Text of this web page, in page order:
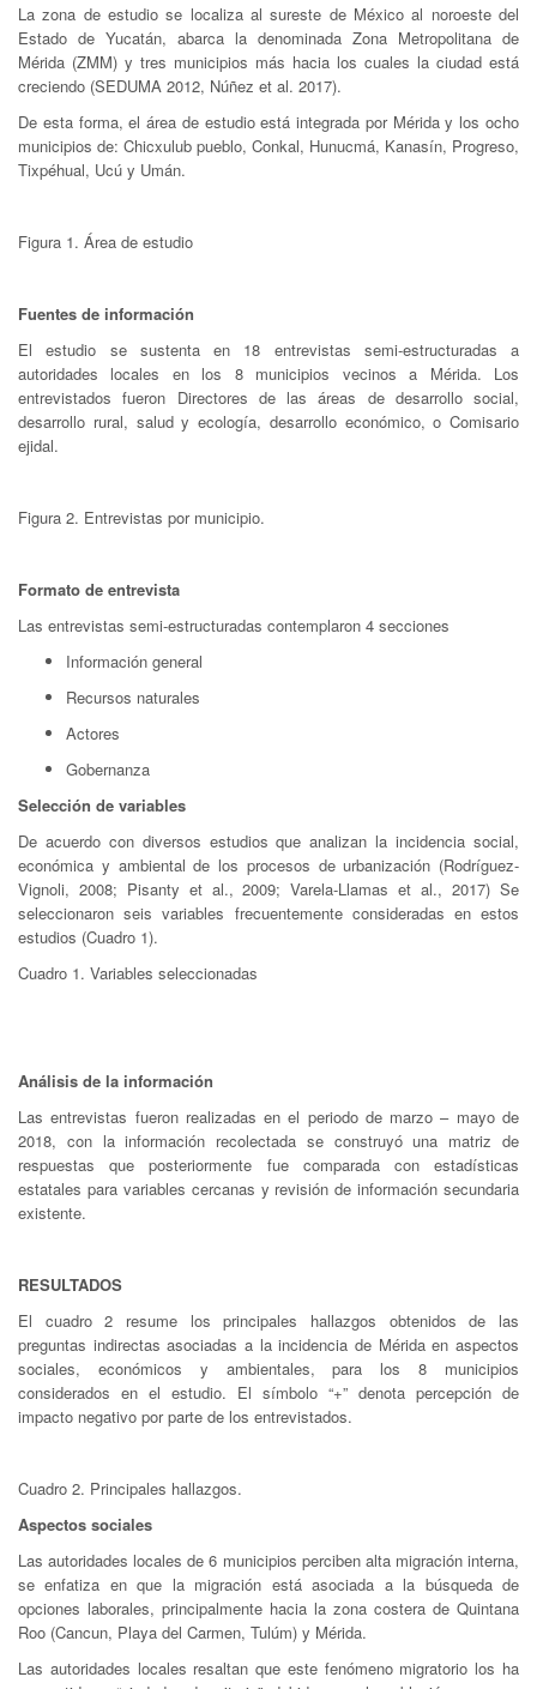
La zona de estudio se localiza al sureste de México al noroeste del
Estado de Yucatán, abarca la denominada Zona Metropolitana de
Mérida (ZMM) y tres municipios más hacia los cuales la ciudad está
creciendo (SEDUMA 2012, Núñez et al. 2017).
De esta forma, el área de estudio está integrada por Mérida y los ocho
municipios de: Chicxulub pueblo, Conkal, Hunucmá, Kanasín, Progreso,
Tixpéhual, Ucú y Umán.
Figura 1. Área de estudio
Fuentes de información
El estudio se sustenta en 18 entrevistas semi-estructuradas a
autoridades locales en los 8 municipios vecinos a Mérida. Los
entrevistados fueron Directores de las áreas de desarrollo social,
desarrollo rural, salud y ecología, desarrollo económico, o Comisario
ejidal.
Figura 2. Entrevistas por municipio.
Formato de entrevista
Las entrevistas semi-estructuradas contemplaron 4 secciones
Información general
Recursos naturales
Actores
Gobernanza
Selección de variables
De acuerdo con diversos estudios que analizan la incidencia social,
económica y ambiental de los procesos de urbanización (Rodríguez-
Vignoli, 2008; Pisanty et al., 2009; Varela-Llamas et al., 2017) Se
seleccionaron seis variables frecuentemente consideradas en estos
estudios (Cuadro 1).
Cuadro 1. Variables seleccionadas
Análisis de la información
Las entrevistas fueron realizadas en el periodo de marzo – mayo de
2018, con la información recolectada se construyó una matriz de
respuestas que posteriormente fue comparada con estadísticas
estatales para variables cercanas y revisión de información secundaria
existente.
RESULTADOS
El cuadro 2 resume los principales hallazgos obtenidos de las
preguntas indirectas asociadas a la incidencia de Mérida en aspectos
sociales, económicos y ambientales, para los 8 municipios
considerados en el estudio. El símbolo “+” denota percepción de
impacto negativo por parte de los entrevistados.
Cuadro 2. Principales hallazgos.
Aspectos sociales
Las autoridades locales de 6 municipios perciben alta migración interna,
se enfatiza en que la migración está asociada a la búsqueda de
opciones laborales, principalmente hacia la zona costera de Quintana
Roo (Cancun, Playa del Carmen, Tulúm) y Mérida.
Las autoridades locales resaltan que este fenómeno migratorio los ha